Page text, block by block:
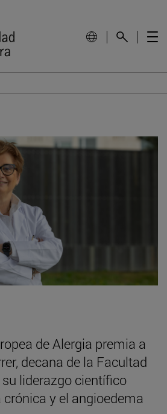
de Alergia premia a
decana de la Facultad
liderazgo científico
y el angioedema